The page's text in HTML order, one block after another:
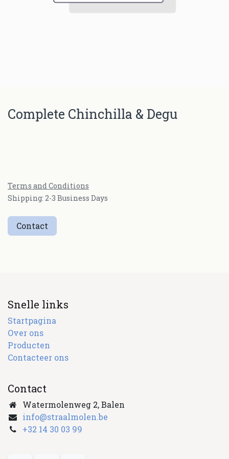
Complete Chinchilla & Degu
Terms and Conditions
Shipping: 2-3 Business Days
Contact
Snelle links
Startpagina
Over ons
Producten
Contacteer ons
Contact
Watermolenweg 2, Balen
info@straalmolen.be
+32 14 30 03 99